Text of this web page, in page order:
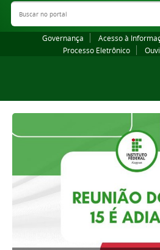
Buscar no portal
Governança Acesso à
Processo Eletrônico